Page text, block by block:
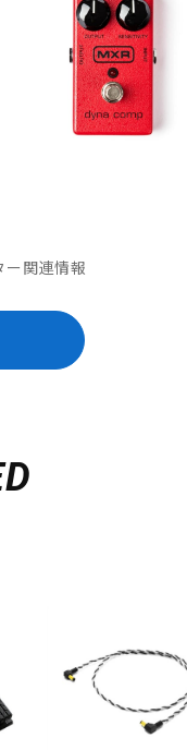
ー関連情報